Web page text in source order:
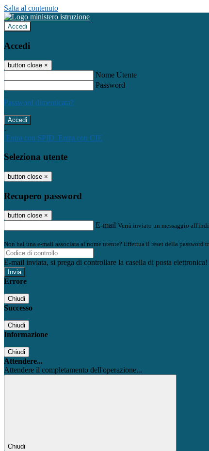
Salta al contenuto
Accedi
Accedi
button close ×
Nome Utente
Password
Password dimenticata?
-
Entra con SPID Entra con CIE
Seleziona utente
button close ×
Recupero password
button close ×
E-mail Verrà inviato un messaggio
Non hai una e-mail associata al nome utente? Effettua il reset della password
E-mail inviata, si prega di controllare la casella di posta elettronica!
Errore
Chiudi
Successo
Chiudi
Informazione
Chiudi
Attendere...
Attendere il completamento dell'operazione...
Chiudi